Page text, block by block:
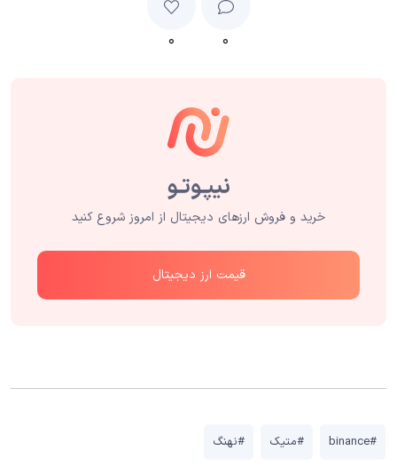
۰ ۰
خرید و فروش ارزهای دیجیتال از امروز شروع کنید
قیمت ارز دیجیتال
#binance #متیک #نهنگ